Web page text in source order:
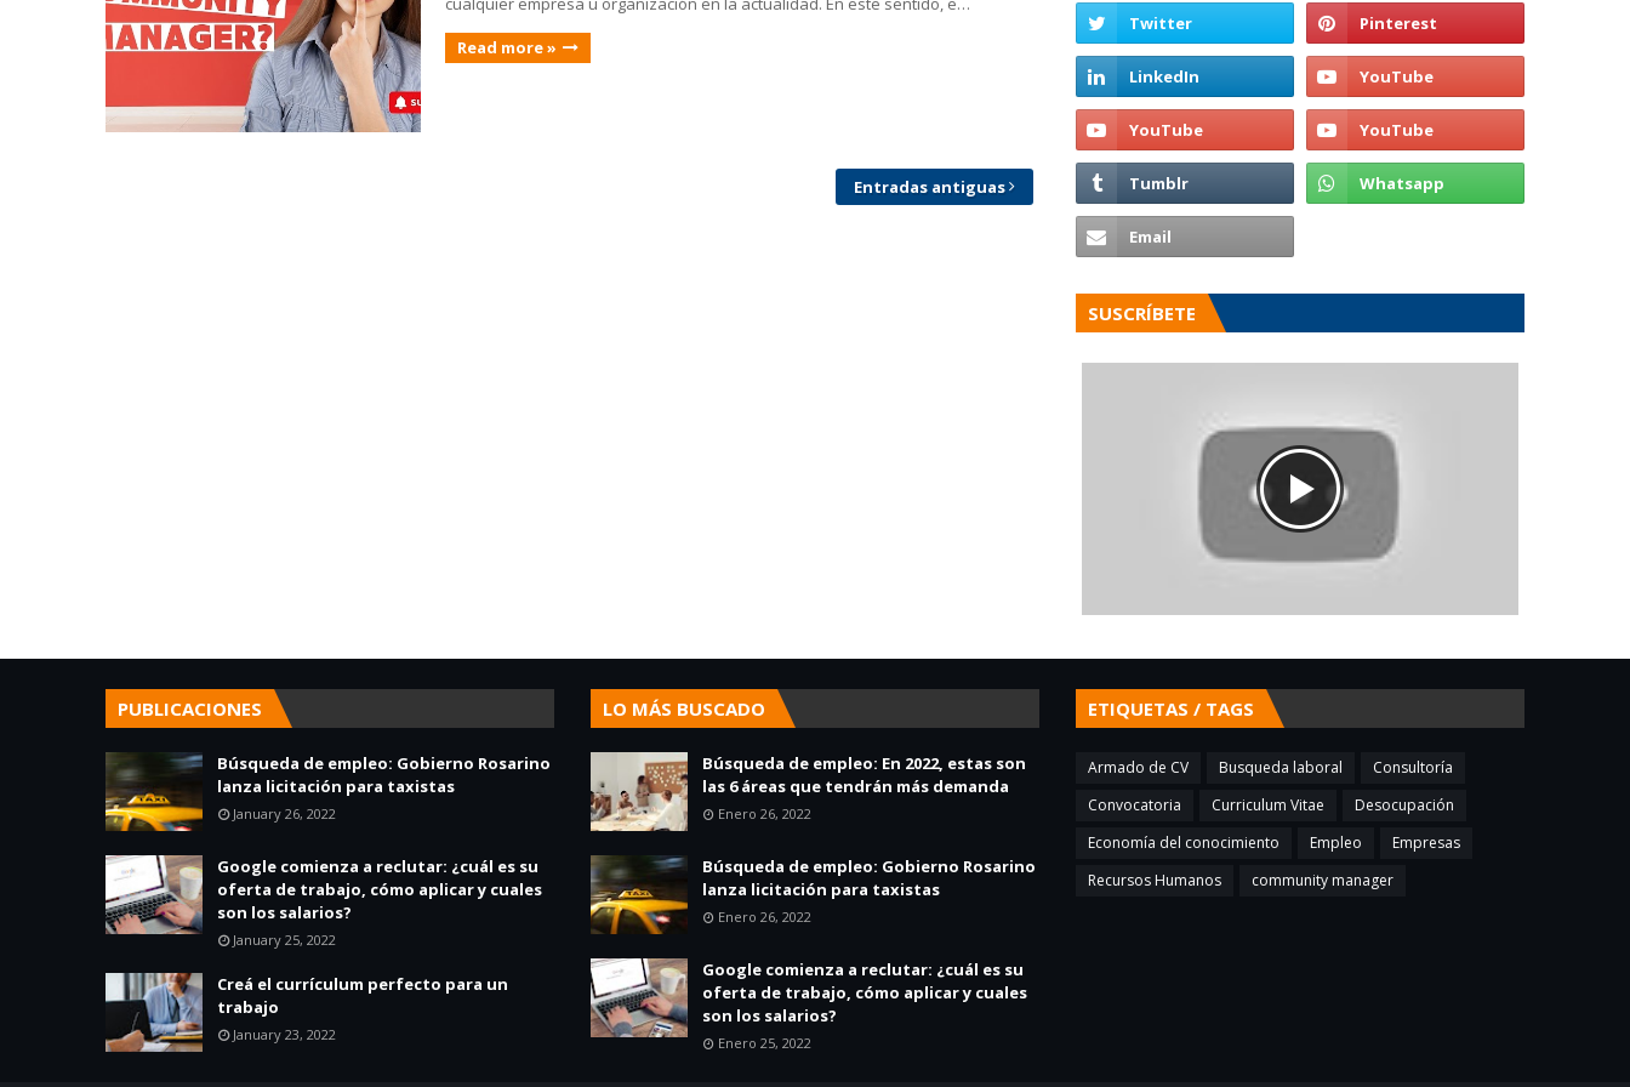
Read more »
Entradas antiguas
SUSCRÍBETE
PUBLICACIONES
Búsqueda de empleo: Gobierno Rosarino
lanza licitación para taxistas
January 26, 2022
Google comienza a reclutar: ¿cuál es su
oferta de trabajo, cómo aplicar y cuales
son los salarios?
January 25, 2022
Creá el currículum perfecto para un
trabajo
January 23, 2022
LO MÁS BUSCADO
Búsqueda de empleo: En 2022, estas son
las 6 áreas que tendrán más demanda
Enero 26, 2022
Búsqueda de empleo: Gobierno Rosarino
lanza licitación para taxistas
Enero 26, 2022
Google comienza a reclutar: ¿cuál es su
oferta de trabajo, cómo aplicar y cuales
son los salarios?
Enero 25, 2022
ETIQUETAS / TAGS
Armado de CV Busqueda laboral
Consultoría
Convocatoria
Curriculum Vitae
Desocupación
Economía del conocimiento
Empleo
Empresas
Recursos Humanos
community manager